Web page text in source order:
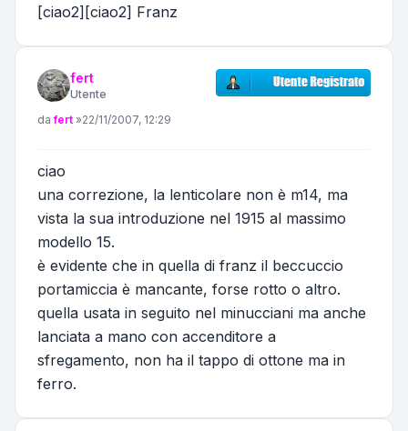
[ciao2][ciao2] Franz
fert
Utente
Messaggio
dafert »22/11/2007, 12:29
ciao
una correzione, la lenticolare non è m14, ma
vista la sua introduzione nel 1915 al massimo
modello 15.
è evidente che in quella di franz il beccuccio
portamiccia è mancante, forse rotto o altro.
quella usata in seguito nel minucciani ma anche
lanciata a mano con accenditore a
sfregamento, non ha il tappo di ottone ma in
ferro.